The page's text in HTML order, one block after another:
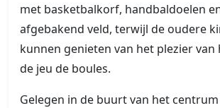
met basketbalkorf, handbaldoelen
afgebakend veld, terwijl de oudere
kunnen genieten van het plezier van
de jeu de boules.
Gelegen in de buurt van het